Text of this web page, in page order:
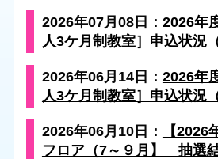
2026年07月08日： 2026年
人3ケ月制教室］申込状況
2026年06月14日： 2026年
人3ケ月制教室］申込状況
2026年06月10日：
【2026
フロア（7～９月】 抽選